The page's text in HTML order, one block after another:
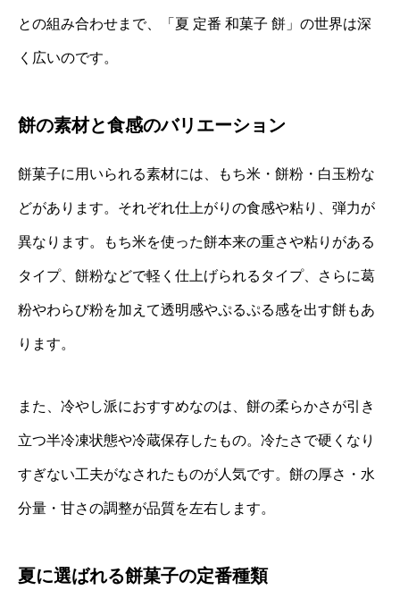
との組み合わせまで、「夏 定番 和菓子 餅」の世界は深
く広いのです。
餅の素材と食感のバリエーション
餅菓子に用いられる素材には、もち米・餅粉・白玉粉な
どがあります。それぞれ仕上がりの食感や粘り、弾力が
異なります。もち米を使った餅本来の重さや粘りがある
タイプ、餅粉などで軽く仕上げられるタイプ、さらに葛
粉やわらび粉を加えて透明感やぷるぷる感を出す餅もあ
ります。
また、冷やし派におすすめなのは、餅の柔らかさが引き
立つ半冷凍状態や冷蔵保存したもの。冷たさで硬くなり
すぎない工夫がなされたものが人気です。餅の厚さ・水
分量・甘さの調整が品質を左右します。
夏に選ばれる餅菓子の定番種類